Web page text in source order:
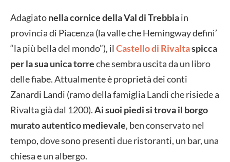
Adagiatonella cornice della Val di Trebbiain
provincia di Piacenza (la valle che Hemingway definì’
“la più bella del mondo”), il Castello di Rivaltaspicca
per la sua unica torreche sembra uscita da un libro
delle fiabe. Attualmente è proprietà dei conti
Zanardi Landi (ramo della famiglia Landi che risiede a
Rivalta già dal 1200).Ai suoi piedi si trova il borgo
murato autentico medievale, ben conservato nel
tempo, dove sono presenti due ristoranti, un bar, una
chiesa e un albergo.